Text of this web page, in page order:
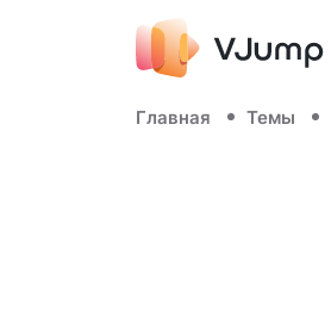
Главная Темы